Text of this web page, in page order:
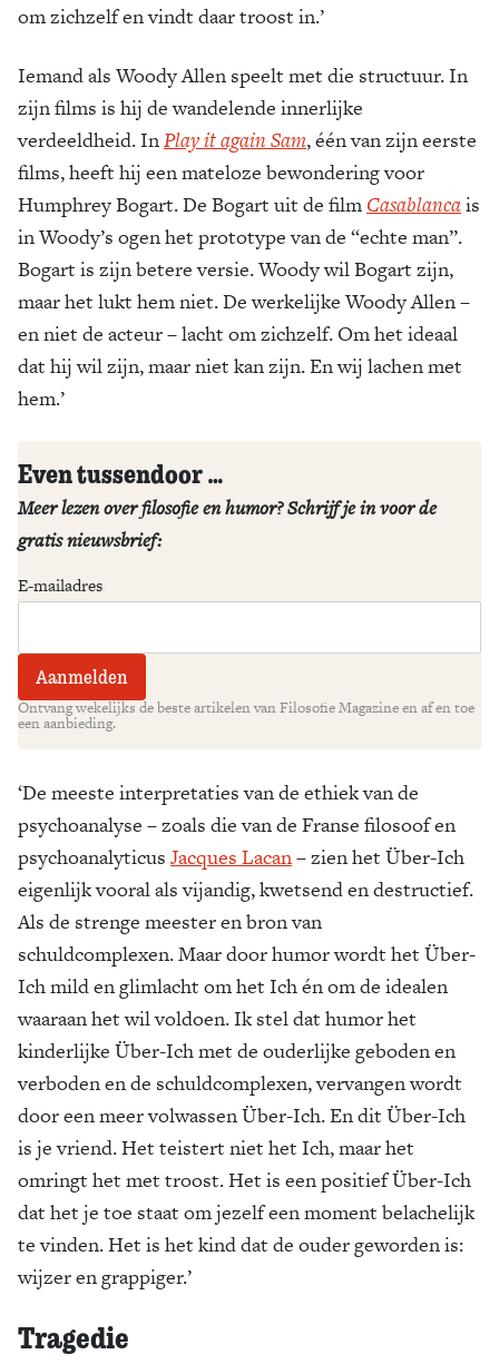
om zichzelf en vindt daar troost in.’
Iemand als Woody Allen speelt met die structuur. In
zijn films is hij de wandelende innerlijke
verdeeldheid. InPlay it again Sam, één van zijn eerste
films, heeft hij een mateloze bewondering voor
Humphrey Bogart. De Bogart uit de film Casablancais
in Woody’s ogen het prototype van de “echte man”.
Bogart is zijn betere versie. Woody wil Bogart zijn,
maar het lukt hem niet. De werkelijke Woody Allen –
en niet de acteur – lacht om zichzelf. Om het ideaal
dat hij wil zijn, maar niet kan zijn. En wij lachen met
hem.’
Even tussendoor …
Meer lezen over filosofie en humor? Schrijf je in voor de
gratis nieuwsbrief:
E-mailadres
Ontvang wekelijks de beste artikelen van Filosofie Magazine en af en toe
een aanbieding.
‘De meeste interpretaties van de ethiek van de
psychoanalyse – zoals die van de Franse filosoof en
psychoanalyticus Jacques Lacan– zien het Über-Ich
eigenlijk vooral als vijandig, kwetsend en destructief.
Als de strenge meester en bron van
schuldcomplexen. Maar door humor wordt het Über-
Ich mild en glimlacht om het Ich én om de idealen
waaraan het wil voldoen. Ik stel dat humor het
kinderlijke Über-Ich met de ouderlijke geboden en
verboden en de schuldcomplexen, vervangen wordt
door een meer volwassen Über-Ich. En dit Über-Ich
is je vriend. Het teistert niet het Ich, maar het
omringt het met troost. Het is een positief Über-Ich
dat het je toe staat om jezelf een moment belachelijk
te vinden. Het is het kind dat de ouder geworden is:
wijzer en grappiger.’
Tragedie